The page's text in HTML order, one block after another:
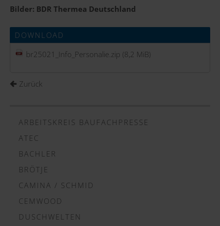
Bilder: BDR Thermea Deutschland
DOWNLOAD
br25021_Info_Personalie.zip (8,2 MiB)
Zurück
ARBEITSKREIS BAUFACHPRESSE
ATEC
BACHLER
BRÖTJE
CAMINA / SCHMID
CEMWOOD
DUSCHWELTEN